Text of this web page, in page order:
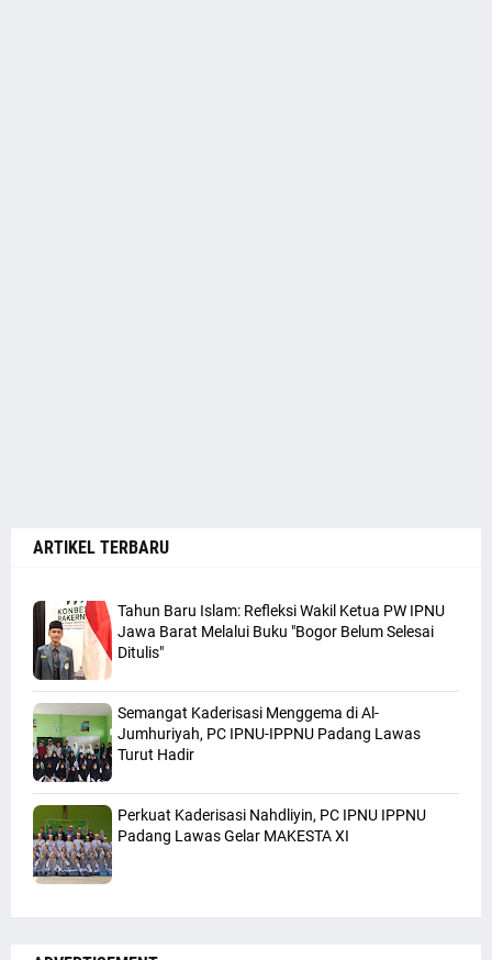
ARTIKEL TERBARU
Tahun Baru Islam: Refleksi Wakil Ketua PW IPNU
Jawa Barat Melalui Buku "Bogor Belum Selesai
Ditulis"
Semangat Kaderisasi Menggema di Al-
Jumhuriyah, PC IPNU-IPPNU Padang Lawas
Turut Hadir
Perkuat Kaderisasi Nahdliyin, PC IPNU IPPNU
Padang Lawas Gelar MAKESTA XI